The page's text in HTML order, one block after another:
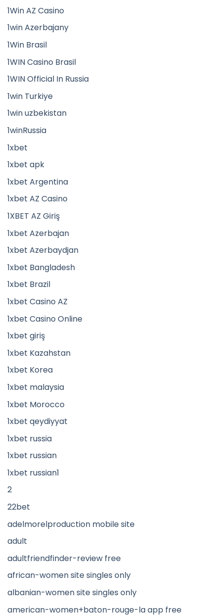
1Win AZ Casino
1win Azerbajany
1Win Brasil
1WIN Casino Brasil
1WIN Official In Russia
1win Turkiye
1win uzbekistan
1winRussia
1xbet
1xbet apk
1xbet Argentina
1xbet AZ Casino
1XBET AZ Giriş
1xbet Azerbajan
1xbet Azerbaydjan
1xbet Bangladesh
1xbet Brazil
1xbet Casino AZ
1xbet Casino Online
1xbet giriş
1xbet Kazahstan
1xbet Korea
1xbet malaysia
1xbet Morocco
1xbet qeydiyyat
1xbet russia
1xbet russian
1xbet russian1
2
22bet
adelmorelproduction mobile site
adult
adultfriendfinder-review free
african-women site singles only
albanian-women site singles only
american-women+baton-rouge-la app free